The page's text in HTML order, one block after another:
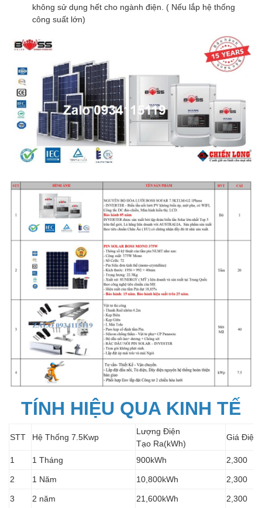
không sử dụng hết cho ngành điện. ( Nếu lắp hệ thống
công suất lớn)
TÍNH HIỆU QUA KINH TẾ
STT Hệ Thống 7.5Kwp
Lượng Điện
Tạo Ra(kWh)
Giá Điện
1 1 Tháng 900kWh
2,300
2
1 Năm 10,800kWh
2,300
3
2 năm 21,600kWh 2,300